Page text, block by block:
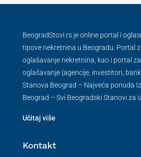
BeogradStovi.rs je online portal i
tipove nekretnina u Beogradu. Portal
oglašavanje nekretnina, kao i portal
oglašavanje (agencije, investitori,
Stanova Beograd – Najveća ponuda
Beograd – Svi Beogradski Stanovi za
Učitaj više
Kontakt